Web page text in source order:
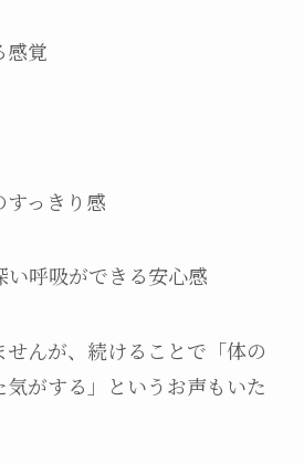
感覚
すっきり感
い呼吸ができる安心感
んが、続けることで「体の
気がする」というお声もいた